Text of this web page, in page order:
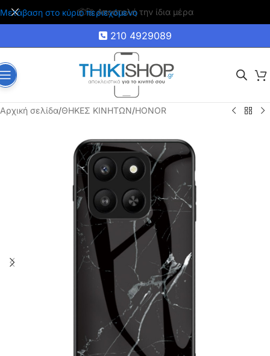
Μετάβαση στο κύριο περιεχόμενο
🚚 Δωρεάν μεταφορικά για αγορές άνω των 35€
210 4929089
Αρχική σελίδα/ΘΗΚΕΣ ΚΙΝΗΤΩΝ/HONOR